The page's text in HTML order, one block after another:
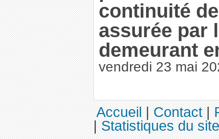
continuité
assurée par
demeurant
vendredi 23 mai
Accueil|Contact|
|Statistiques du site